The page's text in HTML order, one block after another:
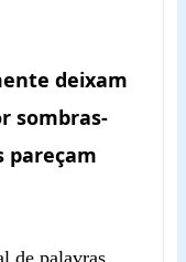
deixam
sombras-
pareçam
de palavras